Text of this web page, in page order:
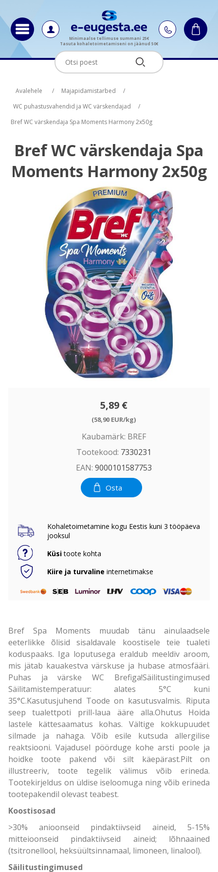
Minimaalse tellimuse summani 25€
Tasuta kohaletoimetamiseni on jäänud 50€
Avalehele / Majapidamistarbed
/
WC puhastusvahendid ja WC värskendajad
/
Bref WC värskendaja Spa Moments Harmony 2x50g
Bref WC värskendaja Spa
Moments Harmony 2x50g
5,89 €
(58,90 EUR/kg)
Kaubamärk: BREF
Tootekood: 7330231
EAN: 9000101587753
Osta
Kohaletoimetamine kogu Eestis kuni 3 tööpäeva
jooksul
Küsitoote kohta
Kiire ja turvaline internetimakse
Bref Spa Moments muudab tänu ainulaadsele
eeterlikke õlisid sisaldavale koostisele teie tualeti
koduspaaks. Iga loputusega eraldub meeldiv aroom,
mis jätab kauakestva värskuse ja hubase atmosfääri.
Puhas ja värske WC Brefiga!Säilitustingimused
Säilitamistemperatuur: alates 5°C kuni
35°C.Kasutusjuhend Toode on kasutusvalmis. Riputa
seep tualettpoti prill-laua ääre alla.Ohutus Hoida
lastele kättesaamatus kohas. Vältige kokkupuudet
silmade ja nahaga. Võib esile kutsuda allergilise
reaktsiooni. Vajadusel pöörduge kohe arsti poole ja
hoidke toote pakend või silt käepärast.Pilt on
illustreeriv, toote tegelik välimus võib erineda.
Tootekirjeldus on üldise iseloomuga ning võib erineda
tootepakendil olevast teabest.
Koostisosad
>30% anioonseid pindaktiivseid aineid, 5-15%
mitteioonseid pindaktiivseid aineid; lõhnaained
(tsitronellool, heksüültsinnamaal, limoneen, linalool).
Säilitustingimused